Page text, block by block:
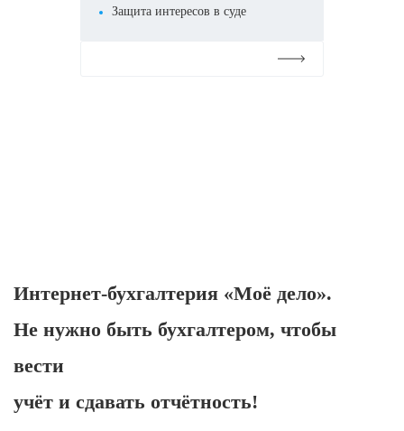
Защита интересов в суде
Интернет-бухгалтерия «Моё дело».
Не нужно быть бухгалтером, чтобы
вести
учёт и сдавать отчётность!